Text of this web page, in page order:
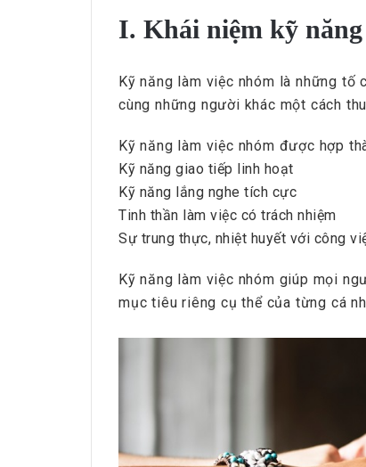
I. Khái niệm kỹ
Kỹ năng làm việc nhóm là những
cùng những người khác một cách
Kỹ năng làm việc nhóm được hợp
Kỹ năng giao tiếp linh hoạt
Kỹ năng lắng nghe tích cực
Tinh thần làm việc có trách nhiệm
Sự trung thực, nhiệt huyết với công
Kỹ năng làm việc nhóm giúp mọi
mục tiêu riêng cụ thể của từng cá